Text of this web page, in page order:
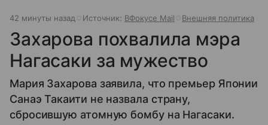
42 минуты назад Источник: ВФокусе Mail Внешняя политика
Захарова похвалила мэра
Нагасаки за мужество
Мария Захарова заявила, что премьер Японии
Санаэ Такаити не назвала страну,
сбросившую атомную бомбу на Нагасаки.